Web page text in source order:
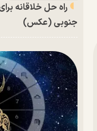
راه حل خلاقانه
جنوبی (عکس)